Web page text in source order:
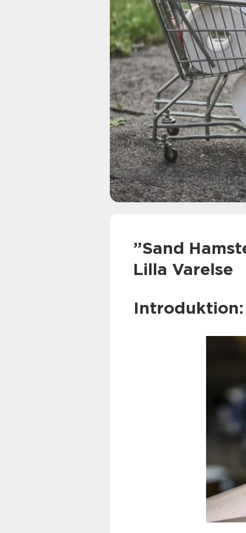
”Sand
Lilla Varelse
Introduktion: